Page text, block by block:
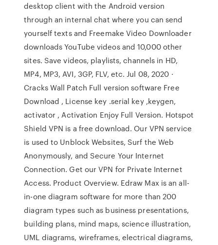
desktop client with the Android version
through an internal chat where you can send
yourself texts and Freemake Video Downloader
downloads YouTube videos and 10,000 other
sites. Save videos, playlists, channels in HD,
MP4, MP3, AVI, 3GP, FLV, etc. Jul 08, 2020 ·
Cracks Wall Patch Full version software Free
Download , License key .serial key ,keygen,
activator , Activation Enjoy Full Version. Hotspot
Shield VPN is a free download. Our VPN service
is used to Unblock Websites, Surf the Web
Anonymously, and Secure Your Internet
Connection. Get our VPN for Private Internet
Access. Product Overview. Edraw Max is an all-
in-one diagram software for more than 200
diagram types such as business presentations,
building plans, mind maps, science illustration,
UML diagrams, wireframes, electrical diagrams,